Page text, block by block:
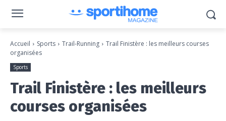
Accueil Sports Trail-Running
Trail Finistère : les meilleurs courses
organisées
Sports
Trail Finistère : les meilleurs
courses organisées